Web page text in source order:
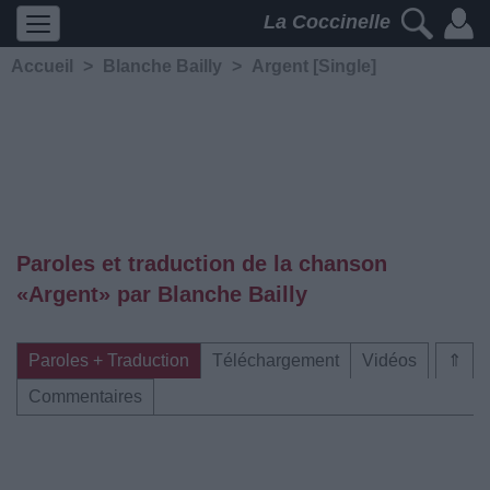
La Coccinelle
Accueil > Blanche Bailly > Argent [Single]
Paroles et traduction de la chanson
«Argent» par Blanche Bailly
⇑
Paroles + Traduction Téléchargement
Vidéos
Commentaires